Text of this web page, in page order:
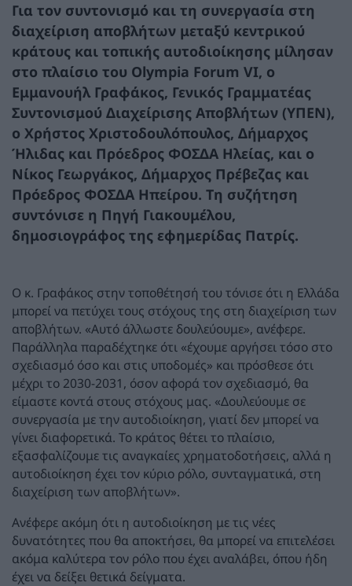
Για τον συντονισμό και τη συνεργασία στη
διαχείριση αποβλήτων μεταξύ κεντρικού
κράτους και τοπικής αυτοδιοίκησης μίλησαν
στο πλαίσιο του Olympia Forum VI, ο
Εμμανουήλ Γραφάκος, Γενικός Γραμματέας
Συντονισμού Διαχείρισης Αποβλήτων (ΥΠΕΝ),
ο Χρήστος Χριστοδουλόπουλος, Δήμαρχος
Ήλιδας και Πρόεδρος ΦΟΣΔΑ Ηλείας, και ο
Νίκος Γεωργάκος, Δήμαρχος Πρέβεζας και
Πρόεδρος ΦΟΣΔΑ Ηπείρου. Τη συζήτηση
συντόνισε η Πηγή Γιακουμέλου,
δημοσιογράφος της εφημερίδας Πατρίς.
Ο κ. Γραφάκος στην τοποθέτησή του τόνισε ότι η Ελλάδα
μπορεί να πετύχει τους στόχους της στη διαχείριση των
αποβλήτων. «Αυτό άλλωστε δουλεύουμε», ανέφερε.
Παράλληλα παραδέχτηκε ότι «έχουμε αργήσει τόσο στο
σχεδιασμό όσο και στις υποδομές» και πρόσθεσε ότι
μέχρι το 2030-2031, όσον αφορά τον σχεδιασμό, θα
είμαστε κοντά στους στόχους μας. «Δουλεύουμε σε
συνεργασία με την αυτοδιοίκηση, γιατί δεν μπορεί να
γίνει διαφορετικά. Το κράτος θέτει το πλαίσιο,
εξασφαλίζουμε τις αναγκαίες χρηματοδοτήσεις, αλλά η
αυτοδιοίκηση έχει τον κύριο ρόλο, συνταγματικά, στη
διαχείριση των αποβλήτων».
Ανέφερε ακόμη ότι η αυτοδιοίκηση με τις νέες
δυνατότητες που θα αποκτήσει, θα μπορεί να επιτελέσει
ακόμα καλύτερα τον ρόλο που έχει αναλάβει, όπου ήδη
έχει να δείξει θετικά δείγματα.